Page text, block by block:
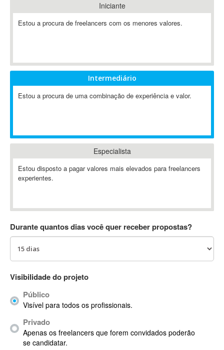
Ableton
Ableton Push
Absynth
AC3
ACARS
ACID Pro
ACPI
Acrobat
Acrobat X
ACT
Actian
Actimize
ActionScript
ActionScript 3
Active Directory
Iniciante
Estou a procura de freelancers com os menores valores.
Intermediário
Estou a procura de uma combinação de experiência e valor.
Especialista
Estou disposto a pagar valores mais elevados para freelancers
experientes.
Durante quantos dias você quer receber propostas?
Visibilidade do projeto
Público
Visível para todos os profissionais.
Privado
Apenas os freelancers que forem convidados poderão
se candidatar.